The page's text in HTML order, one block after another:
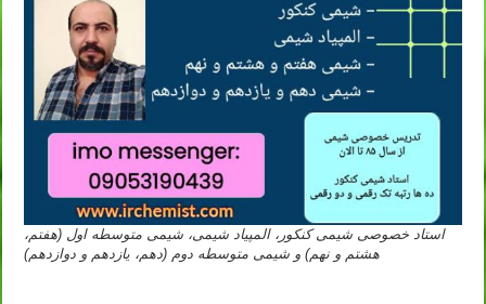
استاد خصوصی شیمی کنکور، المپیاد شیمی، شیمی متوسطه اول (هفتم،
هشتم و نهم) و شیمی متوسطه دوم (دهم، یازدهم و دوازدهم)